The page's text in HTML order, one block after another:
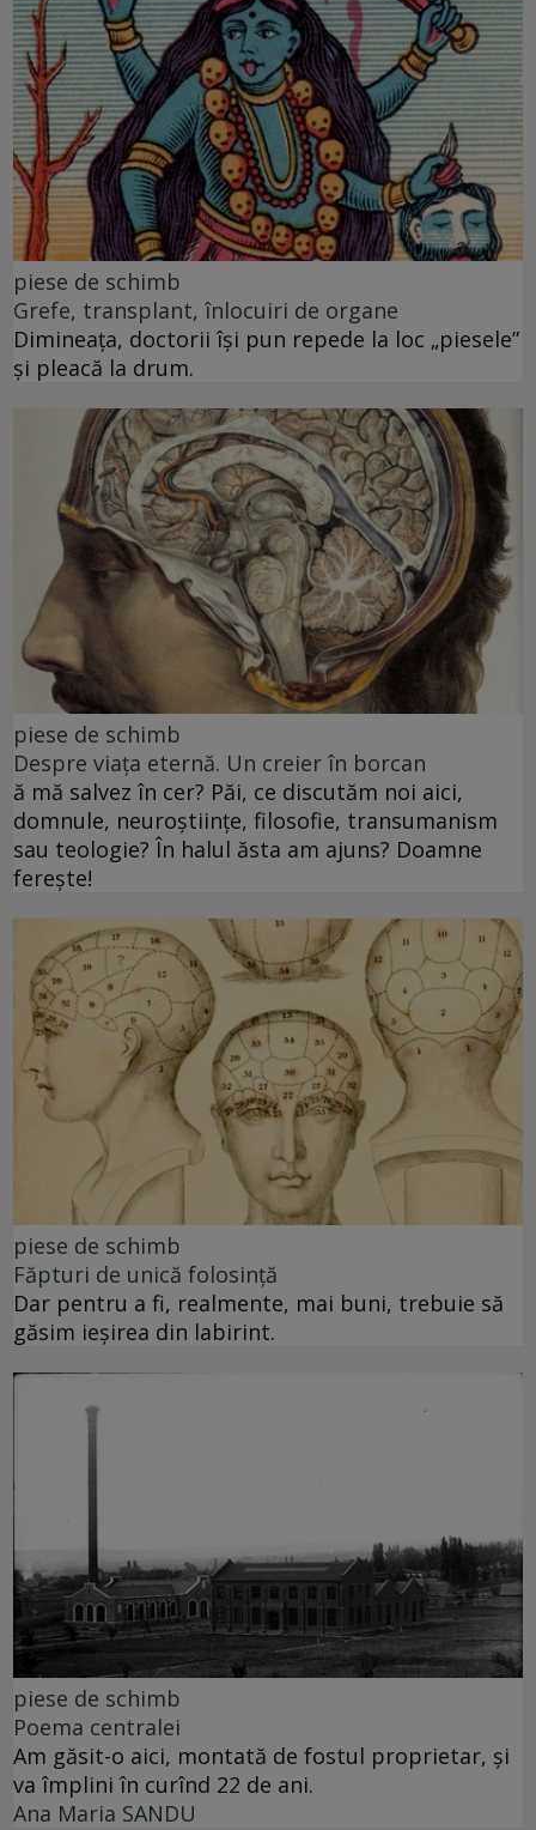
piese de schimb
Grefe, transplant, înlocuiri de organe
Dimineața, doctorii își pun repede la loc „piesele”
și pleacă la drum.
piese de schimb
Despre viața eternă. Un creier în borcan
ă mă salvez în cer? Păi, ce discutăm noi aici,
domnule, neuroștiințe, filosofie, transumanism
sau teologie? În halul ăsta am ajuns? Doamne
ferește!
piese de schimb
Făpturi de unică folosință
Dar pentru a fi, realmente, mai buni, trebuie să
găsim ieșirea din labirint.
piese de schimb
Poema centralei
Am găsit-o aici, montată de fostul proprietar, și
va împlini în curînd 22 de ani.
Ana Maria SANDU